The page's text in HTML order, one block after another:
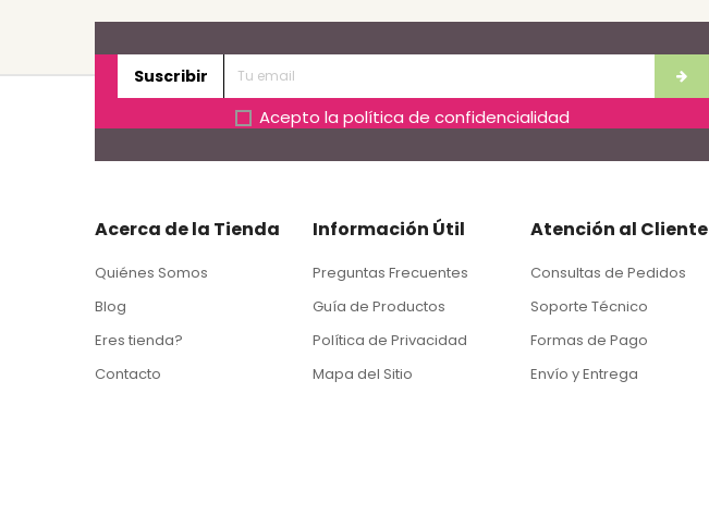
Suscribir
Acepto la política de confidencialidad
Acerca de la Tienda
Quiénes Somos
Blog
Eres tienda?
Contacto
Información Útil
Preguntas Frecuentes
Guía de Productos
Política de Privacidad
Mapa del Sitio
Atención al Cliente
Consultas de Pedidos
Soporte Técnico
Formas de Pago
Envío y Entrega